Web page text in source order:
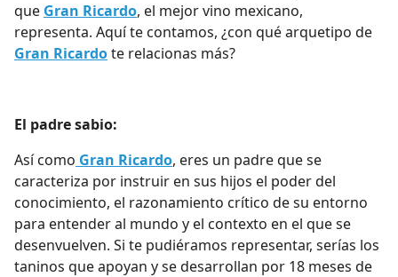
que Gran Ricardo, el mejor vino mexicano,
representa. Aquí te contamos, ¿con qué arquetipo de
Gran Ricardote relacionas más?
El padre sabio:
Así como Gran Ricardo, eres un padre que se
caracteriza por instruir en sus hijos el poder del
conocimiento, el razonamiento crítico de su entorno
para entender al mundo y el contexto en el que se
desenvuelven. Si te pudiéramos representar, serías los
taninos que apoyan y se desarrollan por 18 meses de